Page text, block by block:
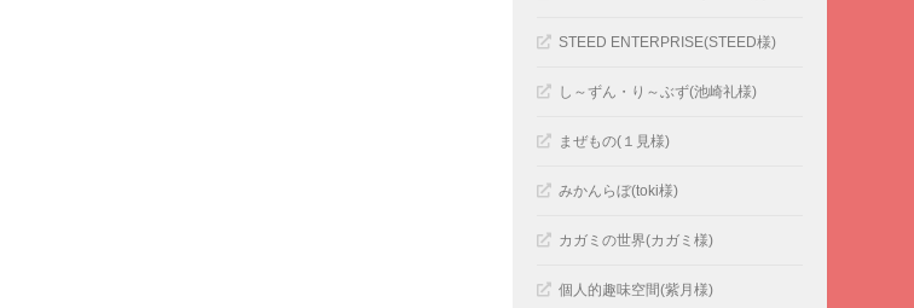
STEED ENTERPRISE(STEED様)
し～ずん・り～ぶず(池崎礼様)
まぜもの(１見様)
みかんらぼ(toki様)
カガミの世界(カガミ様)
個人的趣味空間(紫月様)